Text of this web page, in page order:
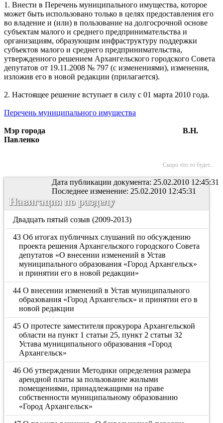
1. Внести в Перечень муниципального имущества, которое
может быть использовано только в целях предоставления его
во владение и (или) в пользование на долгосрочной основе
субъектам малого и среднего предпринимательства и
организациям, образующим инфраструктуру поддержки
субъектов малого и среднего предпринимательства,
утвержденного решением Архангельского городского Совета
депутатов от 19.11.2008 № 797 (с изменениями), изменения,
изложив его в новой редакции (прилагается).
2. Настоящее решение вступает в силу с 01 марта 2010 года.
Перечень муниципального имущества
Мэр города В.Н.
Павленко
Скоро что то будет...
Дата публикации документа: 25.02.2010 12:45:31
Последнее изменение: 25.02.2010 12:45:31
Навигация по разделу
Двадцать пятый созыв (2009-2013)
43 Об итогах публичных слушаний по обсуждению
проекта решения Архангельского городского Совета
депутатов «О внесении изменений в Устав
муниципального образования «Город Архангельск»
и принятии его в новой редакции»
44 О внесении изменений в Устав муниципального
образования «Город Архангельск» и принятии его в
новой редакции
45 О протесте заместителя прокурора Архангельской
области на пункт 1 статьи 25, пункт 2 статьи 32
Устава муниципального образования «Город
Архангельск»
46 Об утверждении Методики определения размера
арендной платы за пользование жилыми
помещениями, принадлежащими на праве
собственности муниципальному образованию
«Город Архангельск»